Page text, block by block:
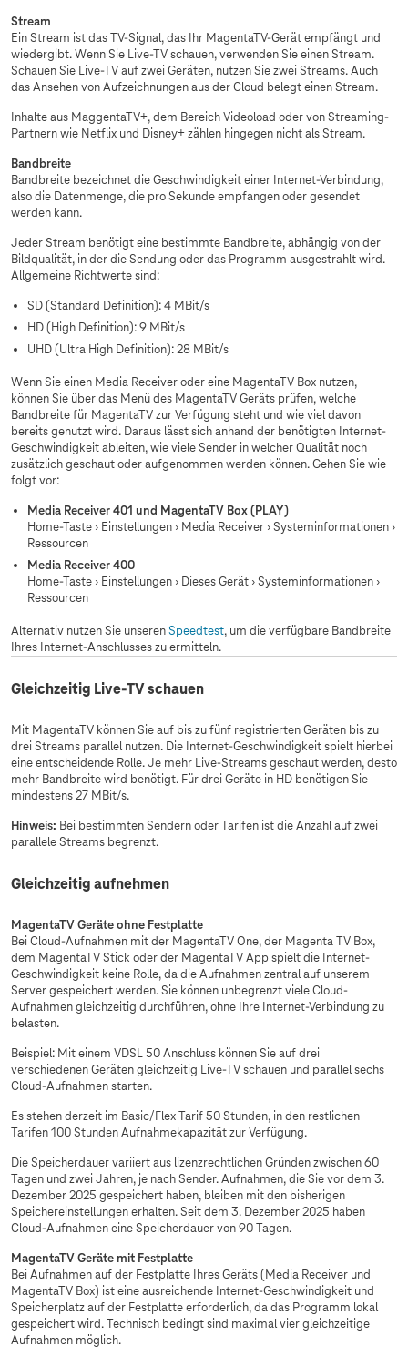
Stream
Ein Stream ist das TV-Signal, das Ihr MagentaTV-Gerät empfängt und
wiedergibt. Wenn Sie Live-TV schauen, verwenden Sie einen Stream.
Schauen Sie Live-TV auf zwei Geräten, nutzen Sie zwei Streams. Auch
das Ansehen von Aufzeichnungen aus der Cloud belegt einen Stream.
Inhalte aus MaggentaTV+, dem Bereich Videoload oder von Streaming-
Partnern wie Netflix und Disney+ zählen hingegen nicht als Stream.
Bandbreite
Bandbreite bezeichnet die Geschwindigkeit einer Internet-Verbindung,
also die Datenmenge, die pro Sekunde empfangen oder gesendet
werden kann.
Jeder Stream benötigt eine bestimmte Bandbreite, abhängig von der
Bildqualität, in der die Sendung oder das Programm ausgestrahlt wird.
Allgemeine Richtwerte sind:
SD (Standard Definition): 4 MBit/s
HD (High Definition): 9 MBit/s
UHD (Ultra High Definition): 28 MBit/s
Wenn Sie einen Media Receiver oder eine MagentaTV Box nutzen,
können Sie über das Menü des MagentaTV Geräts prüfen, welche
Bandbreite für MagentaTV zur Verfügung steht und wie viel davon
bereits genutzt wird. Daraus lässt sich anhand der benötigten Internet-
Geschwindigkeit ableiten, wie viele Sender in welcher Qualität noch
zusätzlich geschaut oder aufgenommen werden können. Gehen Sie wie
folgt vor:
Media Receiver 401 und MagentaTV Box (PLAY)
Home-Taste › Einstellungen › Media Receiver ›Systeminformationen ›
Ressourcen
Media Receiver 400
Home-Taste › Einstellungen › Dieses Gerät ›Systeminformationen ›
Ressourcen
Alternativ nutzen Sie unserenSpeedtest, um die verfügbare Bandbreite
Ihres Internet-Anschlusses zu ermitteln.
Gleichzeitig Live-TV schauen
Mit MagentaTV können Sie auf bis zu fünf registrierten Geräten bis zu
drei Streams parallel nutzen. Die Internet-Geschwindigkeit spielt hierbei
eine entscheidende Rolle. Je mehr Live-Streams geschaut werden, desto
mehr Bandbreite wird benötigt. Für drei Geräte in HD benötigen Sie
mindestens 27 MBit/s.
Hinweis: Bei bestimmten Sendern oder Tarifen ist die Anzahl auf zwei
parallele Streams begrenzt.
Gleichzeitig aufnehmen
MagentaTV Geräte ohne Festplatte
Bei Cloud-Aufnahmen mit der MagentaTV One, der Magenta TV Box,
dem MagentaTV Stick oder der MagentaTV App spielt die Internet-
Geschwindigkeit keine Rolle, da die Aufnahmen zentral auf unserem
Server gespeichert werden. Sie können unbegrenzt viele Cloud-
Aufnahmen gleichzeitig durchführen, ohne Ihre Internet-Verbindung zu
belasten.
Beispiel: Mit einem VDSL 50 Anschluss können Sie auf drei
verschiedenen Geräten gleichzeitig Live-TV schauen und parallel sechs
Cloud-Aufnahmen starten.
Es stehen derzeit im Basic/Flex Tarif 50 Stunden, in den restlichen
Tarifen 100 Stunden Aufnahmekapazität zur Verfügung.
Die Speicherdauer variiert aus lizenzrechtlichen Gründen zwischen 60
Tagen und zwei Jahren, je nach Sender. Aufnahmen, die Sie vor dem 3.
Dezember 2025 gespeichert haben, bleiben mit den bisherigen
Speichereinstellungen erhalten. Seit dem 3. Dezember 2025 haben
Cloud-Aufnahmen eine Speicherdauer von 90 Tagen.
MagentaTV Geräte mit Festplatte
Bei Aufnahmen auf der Festplatte Ihres Geräts (Media Receiver und
MagentaTV Box) ist eine ausreichende Internet-Geschwindigkeit und
Speicherplatz auf der Festplatte erforderlich, da das Programm lokal
gespeichert wird. Technisch bedingt sind maximal vier gleichzeitige
Aufnahmen möglich.